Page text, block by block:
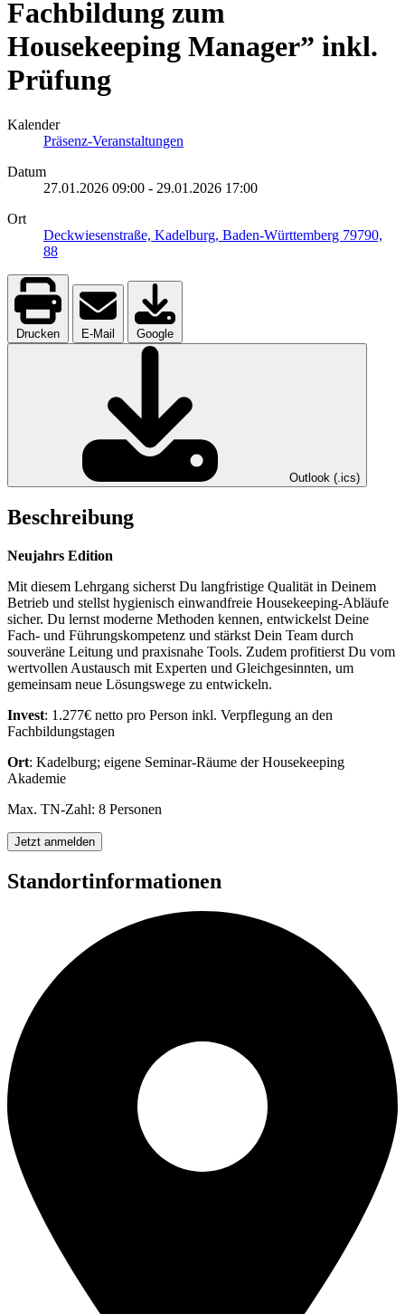
Fachbildung zum
Housekeeping Manager” inkl.
Prüfung
Kalender
Präsenz-Veranstaltungen
Datum
27.01.2026 09:00 - 29.01.2026 17:00
Ort
Deckwiesenstraße, Kadelburg, Baden-Württemberg 79790,
88
Drucken E-Mail Google
Outlook (.ics)
Beschreibung
Neujahrs Edition
Mit diesem Lehrgang sicherst Du langfristige Qualität in Deinem
Betrieb und stellst hygienisch einwandfreie Housekeeping-Abläufe
sicher. Du lernst moderne Methoden kennen, entwickelst Deine
Fach- und Führungskompetenz und stärkst Dein Team durch
souveräne Leitung und praxisnahe Tools. Zudem profitierst Du vom
wertvollen Austausch mit Experten und Gleichgesinnten, um
gemeinsam neue Lösungswege zu entwickeln.
Invest: 1.277€ netto pro Person inkl. Verpflegung an den
Fachbildungstagen
Ort: Kadelburg; eigene Seminar-Räume der Housekeeping
Akademie
Max. TN-Zahl: 8 Personen
Jetzt anmelden
Standortinformationen